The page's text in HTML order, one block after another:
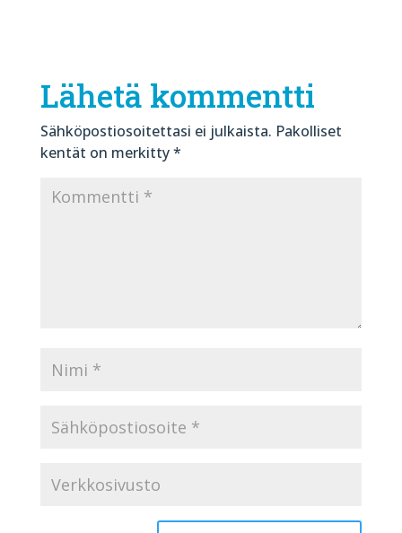
Lähetä kommentti
Sähköpostiosoitettasi ei julkaista. Pakolliset
kentät on merkitty*